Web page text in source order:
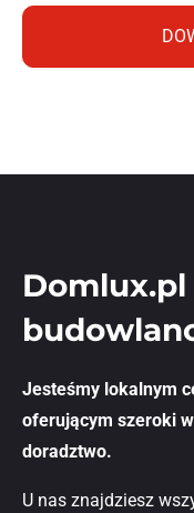
Jesteśmy lokalnym
oferującym szeroki
doradztwo.
U nas znajdziesz